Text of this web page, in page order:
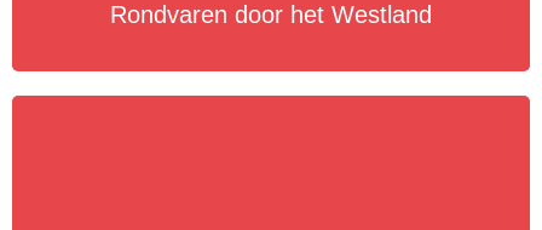
Rondvaren door het Westland